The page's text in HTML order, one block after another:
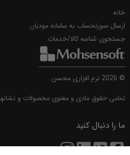
خانه
ارسال صورتحساب به سامانه مودیان
جستجوی شناسه کالا/خدمات
©
2026 نرم افزاری محسن.
تمامی حقوق مادی و معنوی محصولات و
ما را دنبال کنید